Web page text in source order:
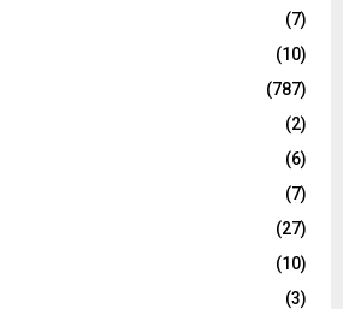
(7)
(10)
(787)
(2)
(6)
(7)
(27)
(10)
(3)